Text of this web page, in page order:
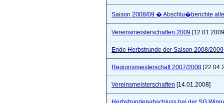
Saison 2008/09 � Abschlu�berichte
Vereinsmeisterschaften 2009
Ende Herbstrunde der Saison 2008/2009
Regionsmeisterschaft 2007/2008
Vereinsmeisterschaften [14.01.2008]